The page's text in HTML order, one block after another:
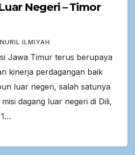
Negeri – Timor
NURIL ILMIYAH
Jawa Timur terus berupaya
kinerja perdagangan baik
luar negeri, salah satunya
dagang luar negeri di Dili,